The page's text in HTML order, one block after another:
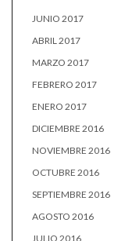
JUNIO 2017
ABRIL 2017
MARZO 2017
FEBRERO 2017
ENERO 2017
DICIEMBRE 2016
NOVIEMBRE 2016
OCTUBRE 2016
SEPTIEMBRE 2016
AGOSTO 2016
JULIO 2016